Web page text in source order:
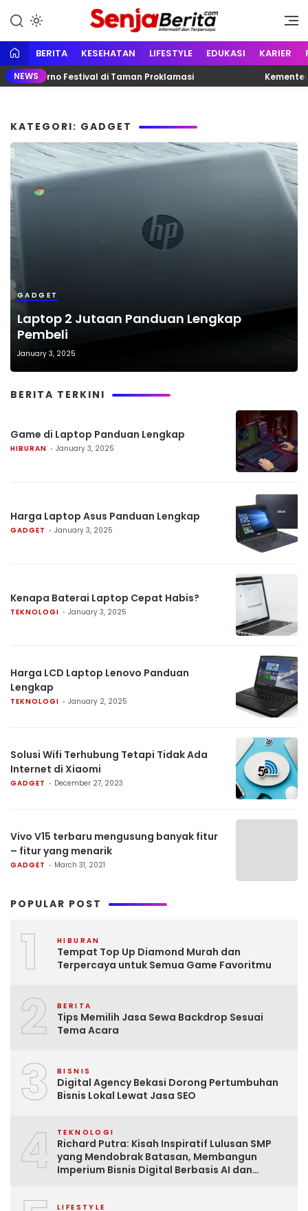
konten
Senja Berita
Portal media berita online yang
informatif, edukatif dan
terpercaya
BERITA KESEHATAN LIFESTYLE EDUKASI KARIER
NEWSKarno Festival di Taman Proklamasi
KATEGORI: GADGET
GADGET
Laptop 2 Jutaan Panduan Lengkap
Pembeli
January 3, 2025
BERITA TERKINI
Game di Laptop Panduan Lengkap
HIBURAN January 3, 2025
Harga Laptop Asus Panduan Lengkap
GADGET January 3, 2025
Kenapa Baterai Laptop Cepat Habis?
TEKNOLOGI January 3, 2025
Harga LCD Laptop Lenovo Panduan
Lengkap
TEKNOLOGI January 2, 2025
Solusi Wifi Terhubung Tetapi Tidak Ada
Internet di Xiaomi
GADGET December 27, 2023
Vivo V15 terbaru mengusung banyak fitur
– fitur yang menarik
GADGET March 31, 2021
POPULAR POST
1 HIBURAN
Tempat Top Up Diamond Murah dan
Terpercaya untuk Semua Game Favoritmu
2 BERITA
Tips Memilih Jasa Sewa Backdrop Sesuai
Tema Acara
3 BISNIS
Digital Agency Bekasi Dorong Pertumbuhan
Bisnis Lokal Lewat Jasa SEO
4 TEKNOLOGI
Richard Putra: Kisah Inspiratif Lulusan SMP
yang Mendobrak Batasan, Membangun
Imperium Bisnis Digital Berbasis AI dan
LIFESTYLE